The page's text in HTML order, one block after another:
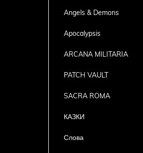
Angels & Demons
Apocalypsis
ARCANA MILITARIA
PATCH VAULT
SACRA ROMA
КАЗКИ
Слова